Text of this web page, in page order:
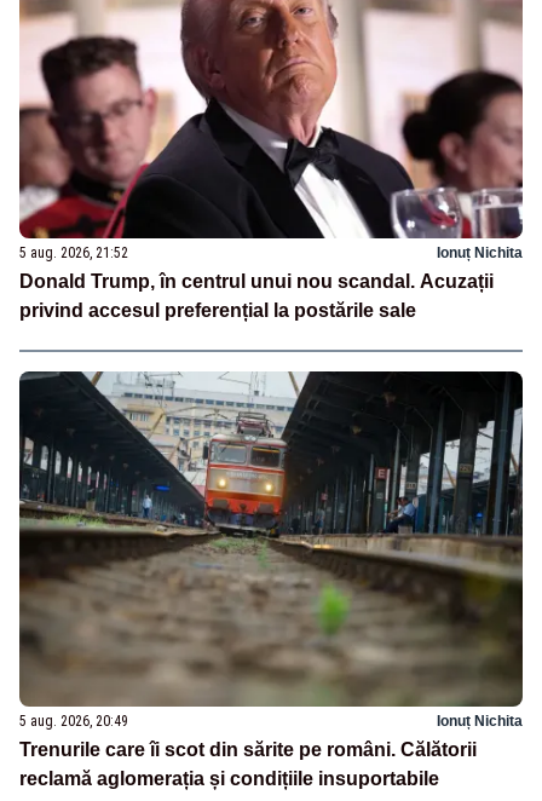
5 aug. 2026, 21:52 Ionuț Nichita
Donald Trump, în centrul unui nou scandal. Acuzații
privind accesul preferențial la postările sale
5 aug. 2026, 20:49 Ionuț Nichita
Trenurile care îi scot din sărite pe români. Călătorii
reclamă aglomerația și condițiile insuportabile